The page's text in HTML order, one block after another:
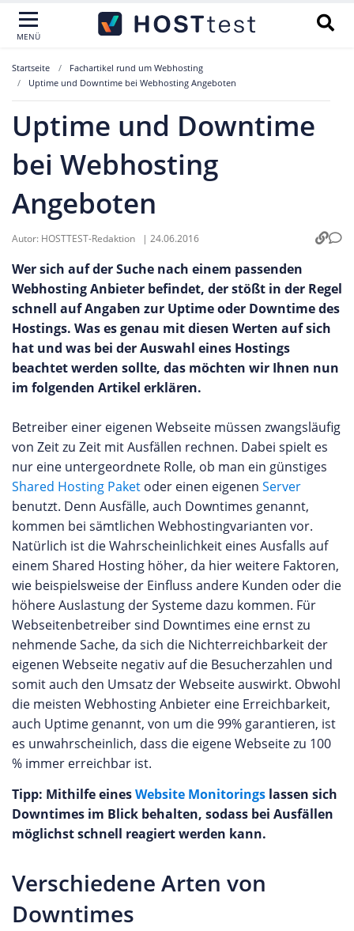
MENÜ
Startseite
Fachartikel rund um Webhosting
Uptime und Downtime bei Webhosting Angeboten
Uptime und Downtime
bei Webhosting
Angeboten
Autor: HOSTTEST-Redaktion | 24.06.2016
Wer sich auf der Suche nach einem passenden
Webhosting Anbieter befindet, der stößt in der Regel
schnell auf Angaben zur Uptime oder Downtime des
Hostings. Was es genau mit diesen Werten auf sich
hat und was bei der Auswahl eines Hostings
beachtet werden sollte, das möchten wir Ihnen nun
im folgenden Artikel erklären.
Betreiber einer eigenen Webseite müssen zwangsläufig
von Zeit zu Zeit mit Ausfällen rechnen. Dabei spielt es
nur eine untergeordnete Rolle, ob man ein günstiges
Shared Hosting Paket oder einen eigenen Server
benutzt. Denn Ausfälle, auch Downtimes genannt,
kommen bei sämtlichen Webhostingvarianten vor.
Natürlich ist die Wahrscheinlichkeit eines Ausfalls auf
einem Shared Hosting höher, da hier weitere Faktoren,
wie beispielsweise der Einfluss andere Kunden oder die
höhere Auslastung der Systeme dazu kommen. Für
Webseitenbetreiber sind Downtimes eine ernst zu
nehmende Sache, da sich die Nichterreichbarkeit der
eigenen Webseite negativ auf die Besucherzahlen und
somit auch den Umsatz der Webseite auswirkt. Obwohl
die meisten Webhosting Anbieter eine Erreichbarkeit,
auch Uptime genannt, von um die 99% garantieren, ist
es unwahrscheinlich, dass die eigene Webseite zu 100
% immer erreichbar ist.
Tipp: Mithilfe einesWebsite Monitorings lassen sich
Downtimes im Blick behalten, sodass bei Ausfällen
möglichst schnell reagiert werden kann.
Verschiedene Arten von
Downtimes